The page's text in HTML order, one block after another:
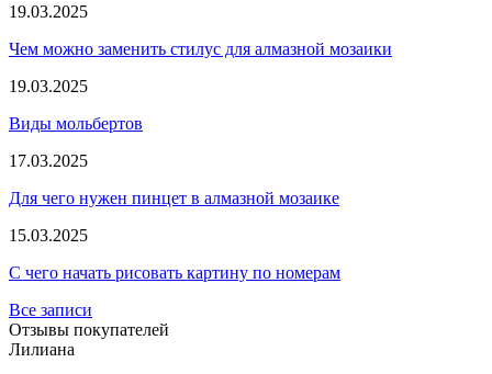
19.03.2025
Чем можно заменить стилус для алмазной мозаики
19.03.2025
Виды мольбертов
17.03.2025
Для чего нужен пинцет в алмазной мозаике
15.03.2025
С чего начать рисовать картину по номерам
Все записи
Отзывы покупателей
Лилиана